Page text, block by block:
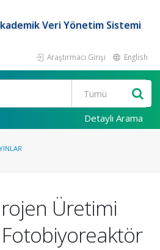
Veri Yönetim Sistemi
Araştırmacı Girişi English
Detaylı Arama
Üretimi